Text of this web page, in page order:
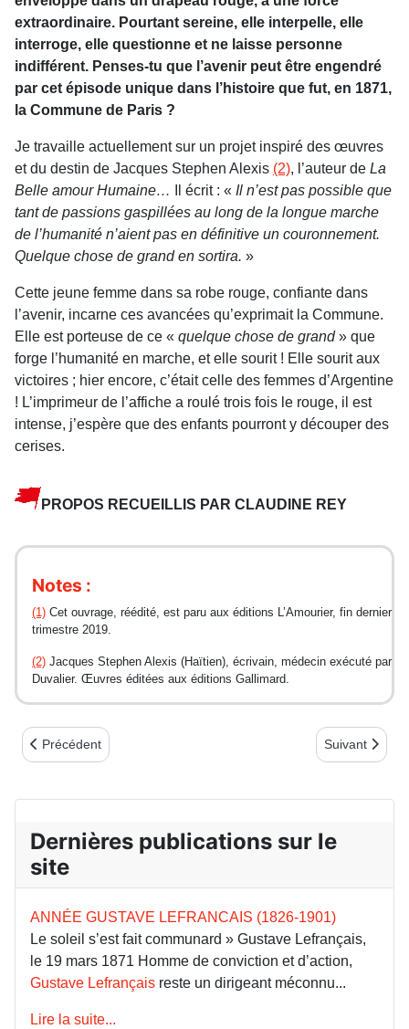
extraordinaire. Pourtant sereine, elle interpelle, elle
interroge, elle questionne et ne laisse personne
indifférent. Penses-tu que l’avenir peut être engendré
par cet épisode unique dans l’histoire que fut, en 1871,
la Commune de Paris ?
Je travaille actuellement sur un projet inspiré des œuvres
et du destin de Jacques Stephen Alexis (2), l’auteur de La
Belle amour Humaine…
Il écrit : « Il n’est pas possible que
tant de passions gaspillées au long de la longue marche
de l’humanité n’aient pas en définitive un couronnement.
Quelque chose de grand en sortira. »
Cette jeune femme dans sa robe rouge, confiante dans
l’avenir, incarne ces avancées qu’exprimait la Commune.
Elle est porteuse de ce « quelque chose de grand» que
forge l’humanité en marche, et elle sourit ! Elle sourit aux
victoires ; hier encore, c’était celle des femmes d’Argentine
! L’imprimeur de l’affiche a roulé trois fois le rouge, il est
intense, j’espère que des enfants pourront y découper des
cerises.
PROPOS RECUEILLIS PAR CLAUDINE REY
Notes :
(1) Cet ouvrage, réédité, est paru aux éditions L’Amourier, fin dernier
trimestre 2019.
(2) Jacques Stephen Alexis (Haïtien), écrivain, médecin exécuté par
Duvalier. Œuvres éditées aux éditions Gallimard.
Article précédent : Victor Hugo et la Commune
Précédent Article suivant
Suivant
Dernières publications sur le
site
ANNÉE GUSTAVE LEFRANCAIS (1826-1901)
Le soleil s’est fait communard » Gustave Lefrançais,
le 19 mars 1871 Homme de conviction et d’action,
Gustave Lefrançais reste un dirigeant méconnu...
Lire la suite...